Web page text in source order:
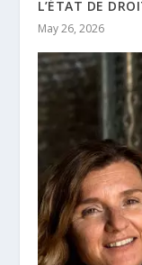
L’ÉTAT DE
May 26, 2026